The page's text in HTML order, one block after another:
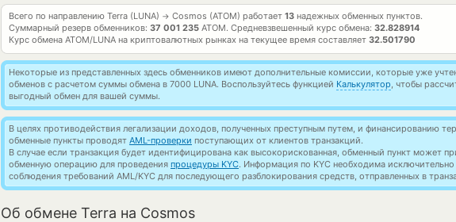
Всего по направлению Terra (LUNA) → Cosmos (ATOM) работает 13 надежных обменных пунктов.
Суммарный резерв обменников: 37 001 235 ATOM. Средневзвешенный курс обмена: 32.828914
Курс обмена ATOM/LUNA на криптовалютных рынках на текущее время составляет 32.501790
Некоторые из представленных здесь обменников имеют дополнительные комиссии, которые уже
обменов с расчетом суммы обмена в 7000 LUNA. Воспользуйтесь функцией Калькулятор, чтобы
выгодный обмен для вашей суммы.
В целях противодействия легализации доходов, полученных преступным путем, и финансированию
обменные пункты проводят AML-проверки поступающих от клиентов транзакций.
В случае если транзакция будет идентифицирована как высокорискованная, обменный пункт может
обменную операцию для проведения процедуры KYC. Информация по KYC необходима исключительно
соблюдения требований AML/KYC для последующего разблокирования средств, отправленных в
Об обмене Terra на Cosmos